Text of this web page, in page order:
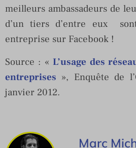
meilleurs ambassadeurs de
d’un tiers d’entre eux
entreprise sur Facebook !
Source : «L’usage des
entreprises », Enquête de
janvier 2012.
Marc